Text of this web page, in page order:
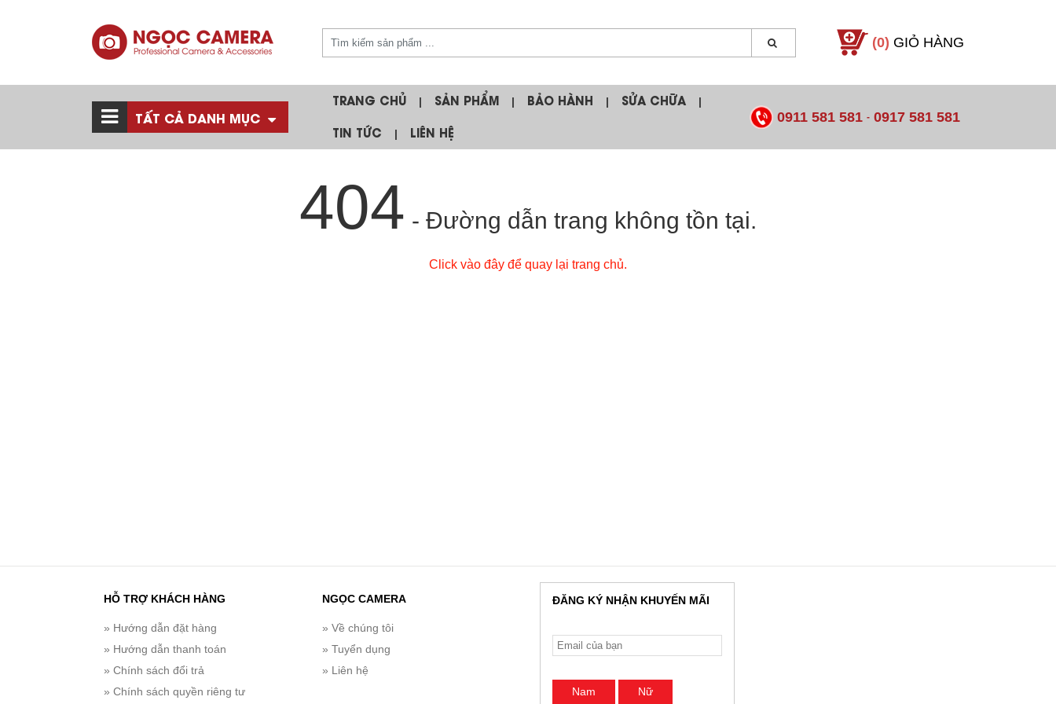
(0) GIỎ HÀNG
TẤT CẢ DANH MỤC
TRANG CHỦ | SẢN PHẨM | BẢO HÀNH | SỬA CHỮA |
TIN TỨC | LIÊN HỆ
0911 581 581 - 0917 581 581
404 - Đường dẫn trang không tồn tại.
Click vào đây để quay lại trang chủ.
HỖ TRỢ KHÁCH HÀNG
» Hướng dẫn đặt hàng
» Hướng dẫn thanh toán
» Chính sách đổi trả
» Chính sách quyền riêng tư
NGỌC CAMERA
» Về chúng tôi
» Tuyển dụng
» Liên hệ
ĐĂNG KÝ NHẬN KHUYẾN MÃI
Nam Nữ